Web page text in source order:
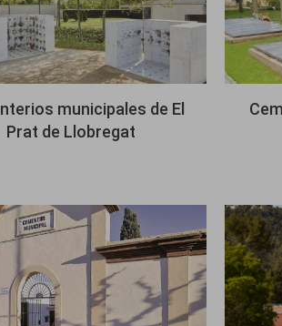
municipales de El
Prat de Llobregat
Imagen